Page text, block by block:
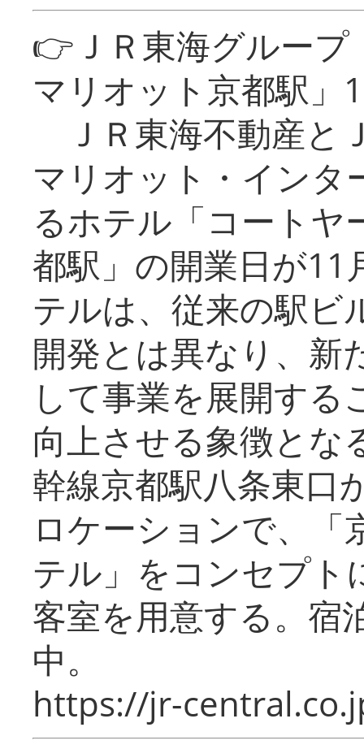
👉ＪＲ東海グルー
マリオット京都駅」
ＪＲ東海不動産と
マリオット・インタ
るホテル「コートヤ
都駅」の開業日が11
テルは、従来の駅ビ
開発とは異なり、新
して事業を展開する
向上させる象徴とな
幹線京都駅八条東口
ロケーションで、「
テル」をコンセプト
客室を用意する。宿
中。
https://jr-